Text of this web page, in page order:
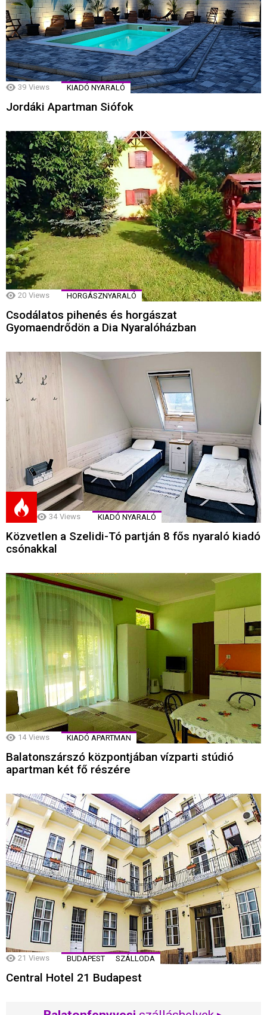
39 Views KIADÓ NYARALÓ
Jordáki Apartman Siófok
20 Views HORGÁSZNYARALÓ
Csodálatos pihenés és horgászat
Gyomaendrődön a Dia Nyaralóházban
34 Views KIADÓ NYARALÓ
Közvetlen a Szelidi-Tó partján 8 fős nyaraló kiadó
csónakkal
14 Views KIADÓ APARTMAN
Balatonszárszó központjában vízparti stúdió
apartman két fő részére
21 Views BUDAPEST SZÁLLODA
Central Hotel 21 Budapest